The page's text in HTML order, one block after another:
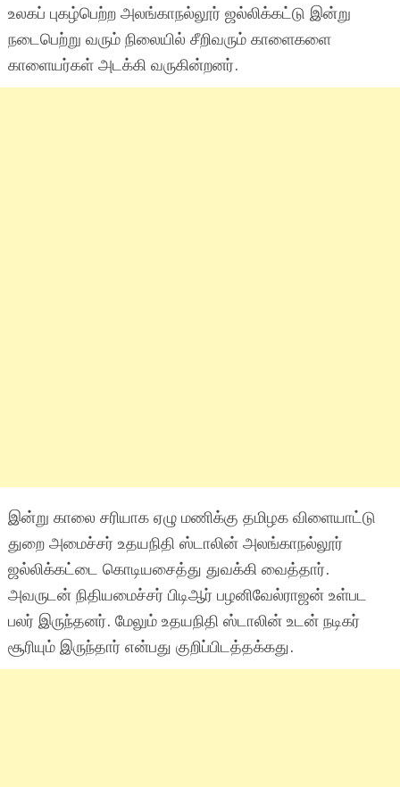
உலகப் புகழ்பெற்ற அலங்காநல்லூர் ஜல்லிக்கட்டு இன்று
நடைபெற்று வரும் நிலையில் சீறிவரும் காளைகளை
காளையர்கள் அடக்கி வருகின்றனர்.
இன்று காலை சரியாக ஏழு மணிக்கு தமிழக விளையாட்டு
துறை அமைச்சர் உதயநிதி ஸ்டாலின் அலங்காநல்லூர்
ஜல்லிக்கட்டை கொடியசைத்து துவக்கி வைத்தார்.
அவருடன் நிதியமைச்சர் பிடிஆர் பழனிவேல்ராஜன் உள்பட
பலர் இருந்தனர். மேலும் உதயநிதி ஸ்டாலின் உடன் நடிகர்
சூரியும் இருந்தார் என்பது குறிப்பிடத்தக்கது.